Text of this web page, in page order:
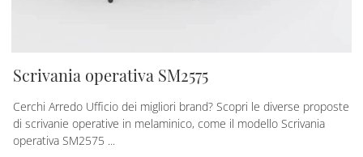
Scrivania operativa SM2575
Cerchi Arredo Ufficio dei migliori brand? Scopri le diverse proposte
di scrivanie operative in melaminico, come il modello Scrivania
operativa SM2575 ...